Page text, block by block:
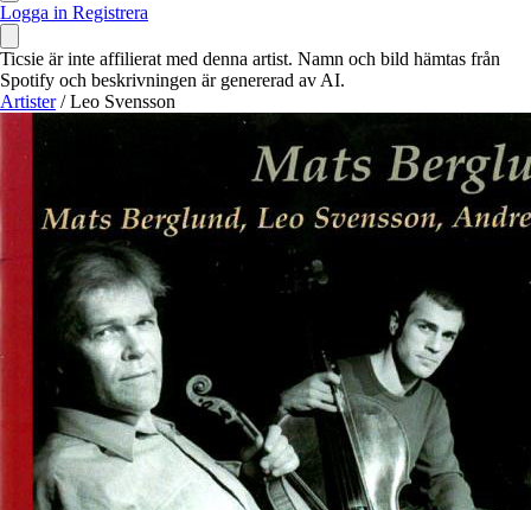
Logga in Registrera
Ticsie är inte affilierat med denna artist. Namn och bild hämtas från
Spotify och beskrivningen är genererad av AI.
Artister / Leo Svensson